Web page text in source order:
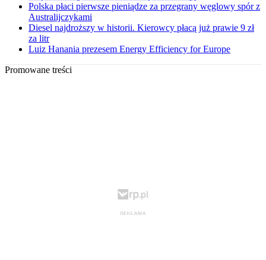
Polska płaci pierwsze pieniądze za przegrany węglowy spór z
Australijczykami
Diesel najdroższy w historii. Kierowcy płacą już prawie 9 zł
za litr
Luiz Hanania prezesem Energy Efficiency for Europe
Promowane treści